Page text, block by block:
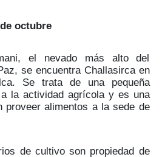
octubre
el nevado más alto del
se encuentra Challasirca en
Se trata de una pequeña
la actividad agrícola y es una
proveer alimentos a la sede de
de cultivo son propiedad de